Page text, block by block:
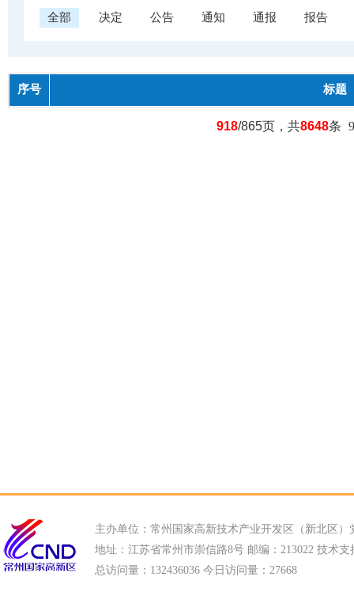
全部 决定 公告 通知 通报 报告
序号 标题
918/865页，共8648条 9
主办单位：常州国家高新技术产业开发区（新北区）
地址：江苏省常州市崇信路8号 邮编：213022 技术支
总访问量： 132436036 今日访问量： 27668